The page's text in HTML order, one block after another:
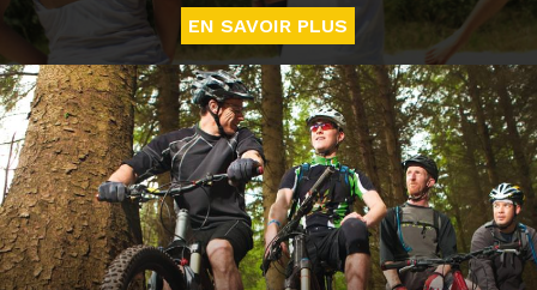
EN SAVOIR PLUS